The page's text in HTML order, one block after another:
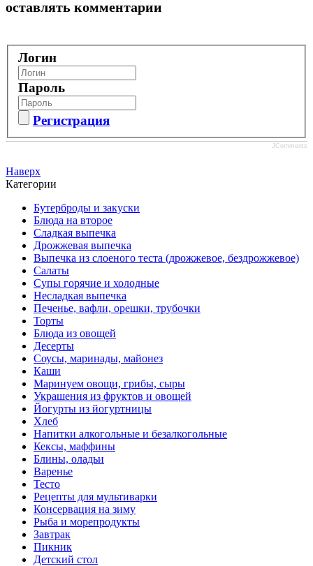
оставлять комментарии
Логин
Пароль
Регистрация
JComments
Наверх
Категории
Бутерброды и закуски
Блюда на второе
Сладкая выпечка
Дрожжевая выпечка
Выпечка из слоеного теста (дрожжевое, бездрожжевое)
Салаты
Супы горячие и холодные
Несладкая выпечка
Печенье, вафли, орешки, трубочки
Торты
Блюда из овощей
Десерты
Соусы, маринады, майонез
Каши
Маринуем овощи, грибы, сыры
Украшения из фруктов и овощей
Йогурты из йогуртницы
Хлеб
Напитки алкогольные и безалкогольные
Кексы, маффины
Блины, оладьи
Варенье
Тесто
Рецепты для мультиварки
Консервация на зиму
Рыба и морепродукты
Завтрак
Пикник
Детский стол